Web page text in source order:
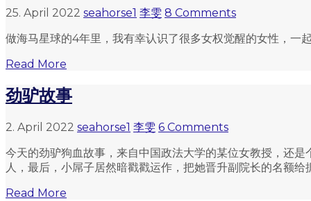
25. April 2022 seahorse1 李雯 8 Comments
做海马星球的4年里，我有幸认识了很多女权觉醒的女性，一
Read More
劲驴故事
2. April 2022 seahorse1 李雯 6 Comments
今天的劲驴狗血故事，来自中国政法大学的某位女教授，还
人，最后，小屌子居然暗戳戳运作，把她晋升副院长的名额给
Read More